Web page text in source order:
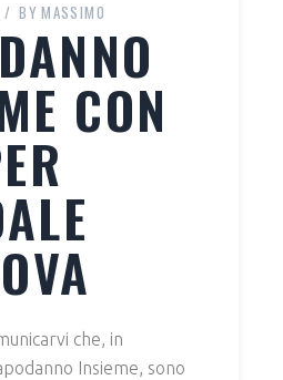
BY MASSIMO
CON
che, in
Insieme, sono